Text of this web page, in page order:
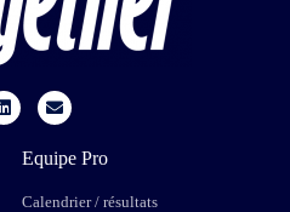
Equipe Pro
Calendrier / résultats